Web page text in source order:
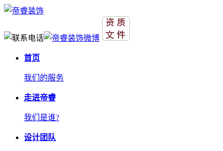
首页
我们的服务
走进帝睿
我们是谁?
设计团队